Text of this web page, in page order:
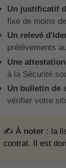
Un justificatif
fixe de moins
Un relevé
prélèvements
Une
à la Sécurité
Un bulletin de
vérifier votre
✍️ À noter: la
contrat. Il est